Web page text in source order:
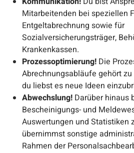
Mitarbeitenden bei speziellen
Entgeltabrechnung sowie für
Sozialversicherungsträger,
Krankenkassen.
Prozessoptimierung! Die
Abrechnungsabläufe gehört
du liebst es neue Ideen
Abwechslung! Darüber hinaus
Bescheinigungs- und
Auswertungen und Statistiken
übernimmst sonstige
Rahmen der